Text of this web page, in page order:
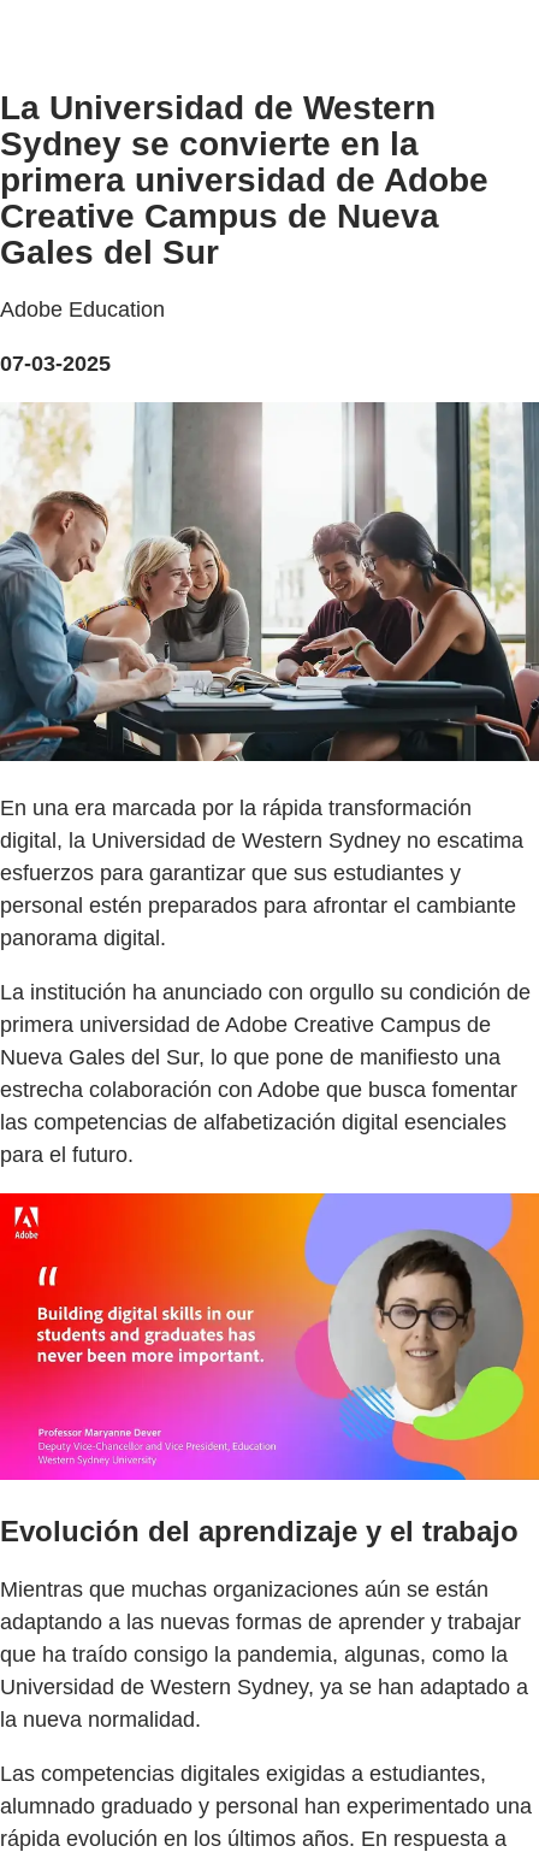
La Universidad de Western
Sydney se convierte en la
primera universidad de Adobe
Creative Campus de Nueva
Gales del Sur
Adobe Education
07-03-2025
En una era marcada por la rápida transformación
digital, la Universidad de Western Sydney no escatima
esfuerzos para garantizar que sus estudiantes y
personal estén preparados para afrontar el cambiante
panorama digital.
La institución ha anunciado con orgullo su condición de
primera universidad de Adobe Creative Campus de
Nueva Gales del Sur, lo que pone de manifiesto una
estrecha colaboración con Adobe que busca fomentar
las competencias de alfabetización digital esenciales
para el futuro.
Evolución del aprendizaje y el trabajo
Mientras que muchas organizaciones aún se están
adaptando a las nuevas formas de aprender y trabajar
que ha traído consigo la pandemia, algunas, como la
Universidad de Western Sydney, ya se han adaptado a
la nueva normalidad.
Las competencias digitales exigidas a estudiantes,
alumnado graduado y personal han experimentado una
rápida evolución en los últimos años. En respuesta a